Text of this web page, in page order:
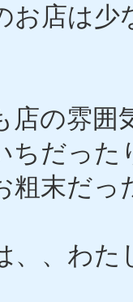
お店は少
店の雰囲
ちだった
粗末だっ
、、わ